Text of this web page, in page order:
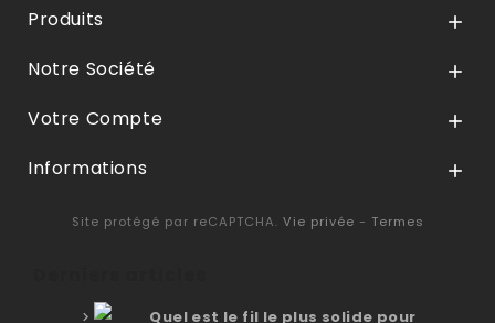
Produits 
Notre Société 
Votre Compte 
Informations 
Site protégé par reCAPTCHA. Vie privée - Termes
Quel est le fil le plus solide pour